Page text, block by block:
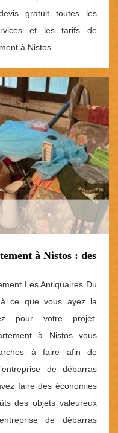
gratuit toutes les
et les tarifs de
à Nistos.
à Nistos : des
Les Antiquaires Du
ce que vous ayez la
pour votre projet.
à Nistos vous
à faire afin de
de débarras
faire des économies
des objets valeureux
de débarras